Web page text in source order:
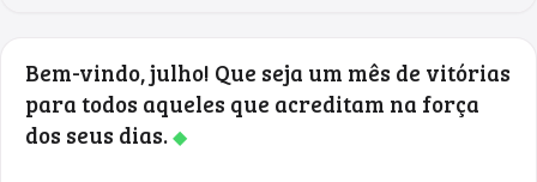
Bem-vindo, julho! Que seja um mês de vitórias
para todos aqueles que acreditam na força
dos seus dias.◆